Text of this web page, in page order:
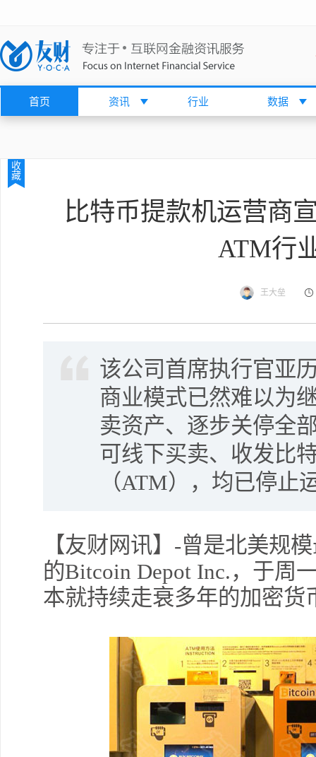
首页 资讯 行业 数据
收
藏
比特币提款机运营商
ATM行
王大垒
该公司首席执行官亚
商业模式已然难以为
卖资产、逐步关停全
可线下买卖、收发比
（ATM），均已停止
【友财网讯】-曾是北美规
的Bitcoin Depot Inc.，于周
本就持续走衰多年的加密